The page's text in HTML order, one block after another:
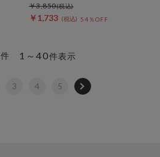
￥1,733 54％OFF
￥3,850
1～40件表示
件
3 4 5